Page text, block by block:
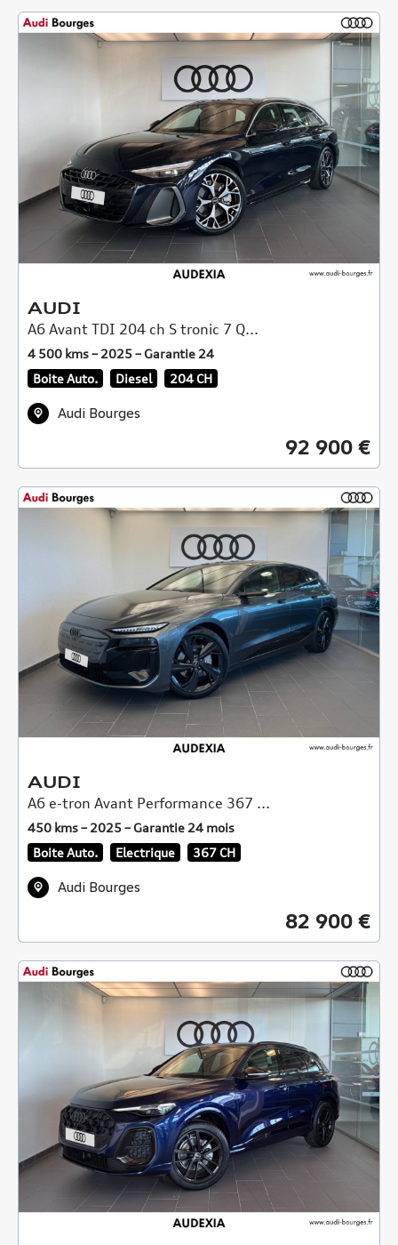
AUDI
A6 Avant TDI 204 ch S tronic 7 Q...
4 500 kms – 2025 – Garantie 24
Boite Auto.
Diesel 204 CH
Audi Bourges
92 900 €
AUDI
A6 e-tron Avant Performance 367 ...
450 kms – 2025 – Garantie 24 mois
Boite Auto.
Electrique 367 CH
Audi Bourges
82 900 €